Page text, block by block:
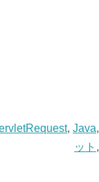
, Java,
ット ,